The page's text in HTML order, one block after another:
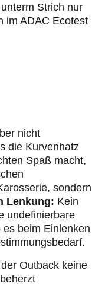
Strich nur
im ADAC Ecotest
nicht
die Kurvenhatz
Spaß macht,
sondern
Lenkung: Kein
undefinierbare
beim Einlenken
Outback keine